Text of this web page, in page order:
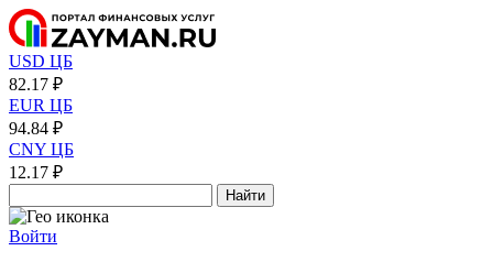
USD ЦБ
82.17 ₽
EUR ЦБ
94.84 ₽
CNY ЦБ
12.17 ₽
Найти
Войти